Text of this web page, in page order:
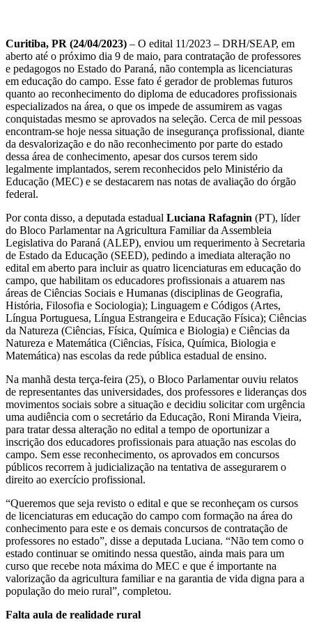
Curitiba, PR (24/04/2023) – O edital 11/2023 – DRH/SEAP, em
aberto até o próximo dia 9 de maio, para contratação de professores
e pedagogos no Estado do Paraná, não contempla as licenciaturas
em educação do campo. Esse fato é gerador de problemas futuros
quanto ao reconhecimento do diploma de educadores profissionais
especializados na área, o que os impede de assumirem as vagas
conquistadas mesmo se aprovados na seleção. Cerca de mil pessoas
encontram-se hoje nessa situação de insegurança profissional, diante
da desvalorização e do não reconhecimento por parte do estado
dessa área de conhecimento, apesar dos cursos terem sido
legalmente implantados, serem reconhecidos pelo Ministério da
Educação (MEC) e se destacarem nas notas de avaliação do órgão
federal.
Por conta disso, a deputada estadual Luciana Rafagnin (PT), líder
do Bloco Parlamentar na Agricultura Familiar da Assembleia
Legislativa do Paraná (ALEP), enviou um requerimento à Secretaria
de Estado da Educação (SEED), pedindo a imediata alteração no
edital em aberto para incluir as quatro licenciaturas em educação do
campo, que habilitam os educadores profissionais a atuarem nas
áreas de Ciências Sociais e Humanas (disciplinas de Geografia,
História, Filosofia e Sociologia); Linguagem e Códigos (Artes,
Língua Portuguesa, Língua Estrangeira e Educação Física); Ciências
da Natureza (Ciências, Física, Química e Biologia) e Ciências da
Natureza e Matemática (Ciências, Física, Química, Biologia e
Matemática) nas escolas da rede pública estadual de ensino.
Na manhã desta terça-feira (25), o Bloco Parlamentar ouviu relatos
de representantes das universidades, dos professores e lideranças dos
movimentos sociais sobre a situação e decidiu solicitar com urgência
uma audiência com o secretário da Educação, Roni Miranda Vieira,
para tratar dessa alteração no edital a tempo de oportunizar a
inscrição dos educadores profissionais para atuação nas escolas do
campo. Sem esse reconhecimento, os aprovados em concursos
públicos recorrem à judicialização na tentativa de assegurarem o
direito ao exercício profissional.
“Queremos que seja revisto o edital e que se reconheçam os cursos
de licenciaturas em educação do campo com formação na área do
conhecimento para este e os demais concursos de contratação de
professores no estado”, disse a deputada Luciana. “Não tem como o
estado continuar se omitindo nessa questão, ainda mais para um
curso que recebe nota máxima do MEC e que é importante na
valorização da agricultura familiar e na garantia de vida digna para a
população do meio rural”, completou.
Falta aula de realidade rural